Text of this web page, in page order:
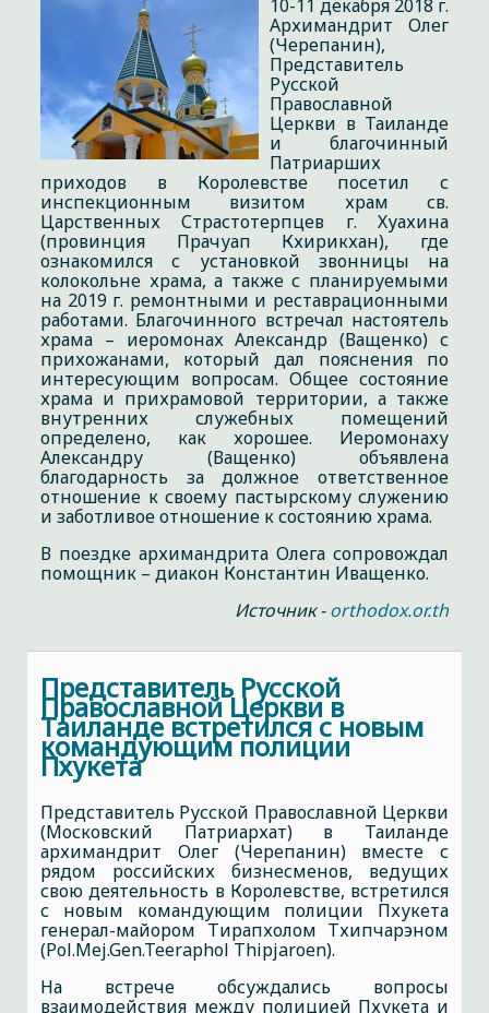
10-11 декабря 2018 г.
Архимандрит Олег
(Черепанин),
Представитель
Русской
Православной
Церкви в Таиланде
и благочинный
Патриарших
приходов в Королевстве посетил с
инспекционным визитом храм св.
Царственных Страстотерпцев г. Хуахина
(провинция Прачуап Кхирикхан), где
ознакомился с установкой звонницы на
колокольне храма, а также с планируемыми
на 2019 г. ремонтными и реставрационными
работами. Благочинного встречал настоятель
храма – иеромонах Александр (Ващенко) с
прихожанами, который дал пояснения по
интересующим вопросам. Общее состояние
храма и прихрамовой территории, а также
внутренних служебных помещений
определено, как хорошее. Иеромонаху
Александру (Ващенко) объявлена
благодарность за должное ответственное
отношение к своему пастырскому служению
и заботливое отношение к состоянию храма.
В поездке архимандрита Олега сопровождал
помощник – диакон Константин Иващенко.
Источник -orthodox.or.th
Представитель Русской
Православной Церкви в
Таиланде встретился с новым
командующим полиции
Пхукета
Представитель Русской Православной Церкви
(Московский Патриархат) в Таиланде
архимандрит Олег (Черепанин) вместе с
рядом российских бизнесменов, ведущих
свою деятельность в Королевстве, встретился
с новым командующим полиции Пхукета
генерал-майором Тирапхолом Тхипчарэном
(Pol.Mej.Gen.Teeraphol Thipjaroen).
На встрече обсуждались вопросы
взаимодействия между полицией Пхукета и